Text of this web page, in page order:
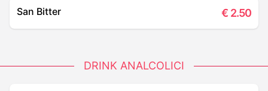
San Bitter € 2.50
DRINK ANALCOLICI